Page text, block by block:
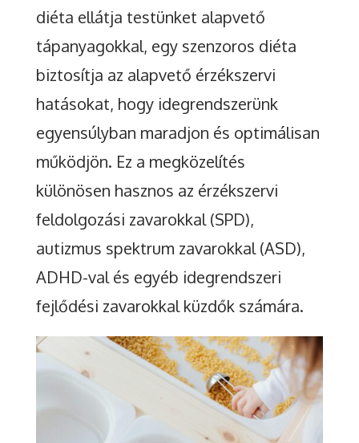
diéta ellátja testünket alapvető
tápanyagokkal, egy szenzoros diéta
biztosítja az alapvető érzékszervi
hatásokat, hogy idegrendszerünk
egyensúlyban maradjon és optimálisan
működjön. Ez a megközelítés
különösen hasznos az érzékszervi
feldolgozási zavarokkal (SPD),
autizmus spektrum zavarokkal (ASD),
ADHD-val és egyéb idegrendszeri
fejlődési zavarokkal küzdők számára.